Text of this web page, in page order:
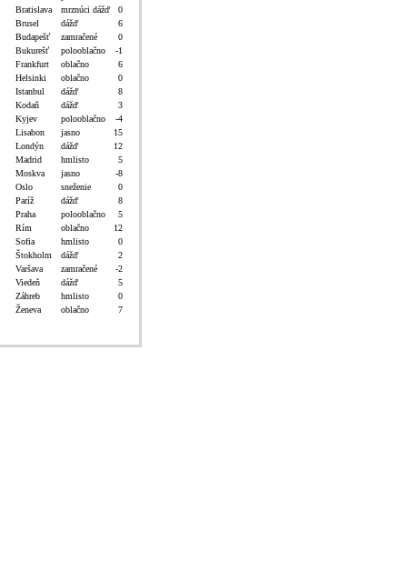
Bratislava
mrznúci dážď
0
Brusel
dážď
6
Budapešť
zamračené
0
Bukurešť
polooblačno
-1
Frankfurt
oblačno
6
Helsinki
oblačno
0
Istanbul
dážď
8
Kodaň
dážď
3
Kyjev
polooblačno
-4
Lisabon
jasno
15
Londýn
dážď
12
Madrid
hmlisto
5
Moskva
jasno
-8
Oslo
sneženie
0
Paríž
dážď
8
Praha
polooblačno
5
Rím
oblačno
12
Sofia
hmlisto
0
Štokholm
dážď
2
Varšava
zamračené
-2
Viedeň
dážď
5
Záhreb
hmlisto
0
Ženeva
oblačno 7